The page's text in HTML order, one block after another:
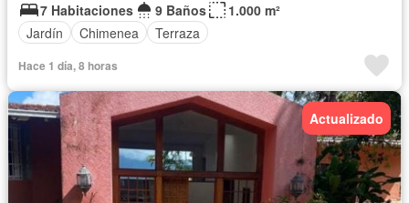
7 Habitaciones
9 Baños
1.000 m²
Jardín
Chimenea Terraza
Hace 1 día, 8 horas
Actualizado